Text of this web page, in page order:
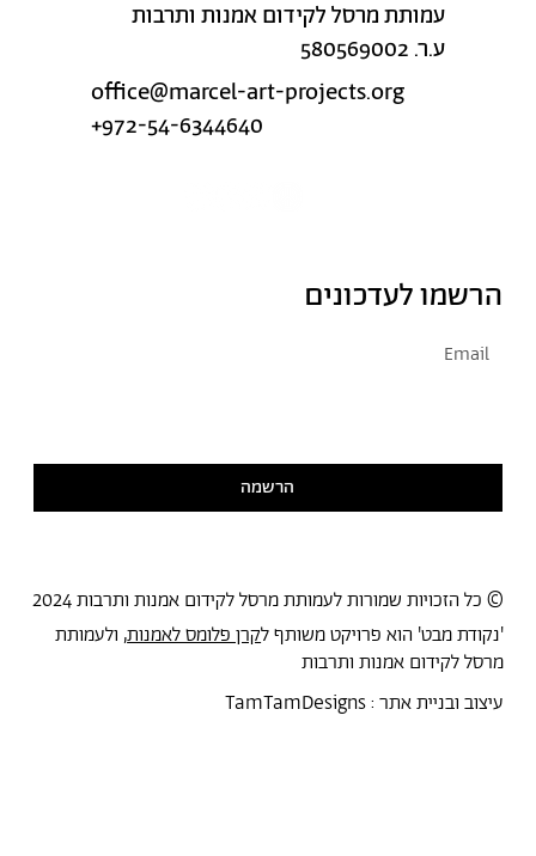
עמותת מרסל לקידום אמנות ותרבות
ע.ר. 580569002
office@marcel-art-projects.org
+972-54-6344640
הרשמו לעדכונים
הרשמה
© כל הזכויות שמורות לעמותת מרסל לקידום אמנות ותרבות 2024
'נקודת מבט' הוא פרויקט משותף לקרן פלומס לאמנות, ולעמותת
מרסל לקידום אמנות ותרבות
עיצוב ובניית אתר :TamTamDesigns